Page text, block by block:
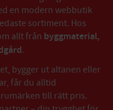
en modern webbutik
sortiment. Hos
allt från byggmaterial,
.
bygger ut altanen eller
får du alltid
till rätt pris.